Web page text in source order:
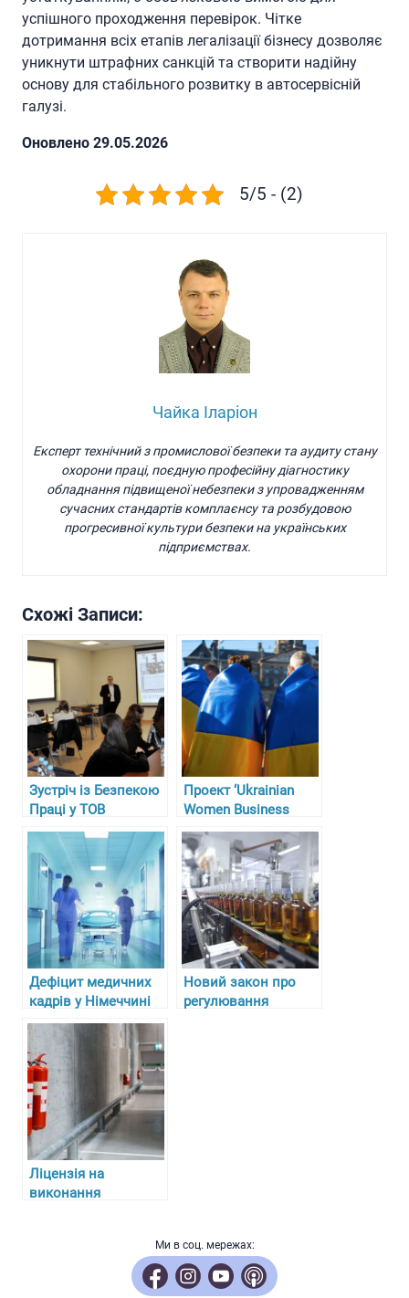
успішного проходження перевірок. Чітке
дотримання всіх етапів легалізації бізнесу дозволяє
уникнути штрафних санкцій та створити надійну
основу для стабільного розвитку в автосервісній
галузі.
Oновлено 29.05.2026
5/5 - (2)
Чайка Іларіон
Експерт технічний з промислової безпеки та аудиту стану
охорони праці, поєдную професійну діагностику
обладнання підвищеної небезпеки з упровадженням
сучасних стандартів комплаєнсу та розбудовою
прогресивної культури безпеки на українських
підприємствах.
Схожі Записи:
Зустріч із Безпекою
Праці у ТОВ
“Гарасимів Агро”
Проект ‘Ukrainian
Women Business
Circle’ у Німеччині
Дефіцит медичних
кадрів у Німеччині
та складнощі з
отриманням
ліцензій для лікарів-
біженців
Новий закон про
регулювання
Ліцензія на
виконання
Ми в соц. мережах: